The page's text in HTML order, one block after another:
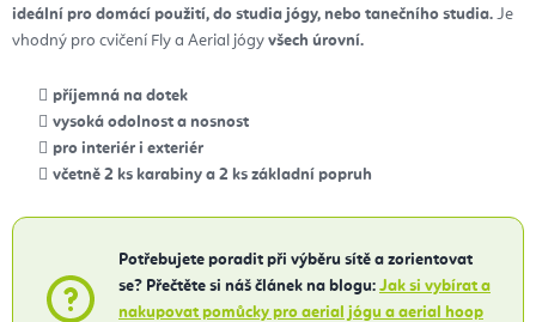
ideální pro domácí použití, do studia jógy, nebo tanečního studia. Je
vhodný pro cvičení Fly a Aerial jógy všech úrovní.
příjemná na dotek
vysoká odolnost a nosnost
pro interiér i exteriér
včetně 2 ks karabiny a 2 ks základní popruh
Potřebujete poradit při výběru sítě a zorientovat
se? Přečtěte si náš článek na blogu: Jak si vybírat a
nakupovat pomůcky pro aerial jógu a aerial hoop